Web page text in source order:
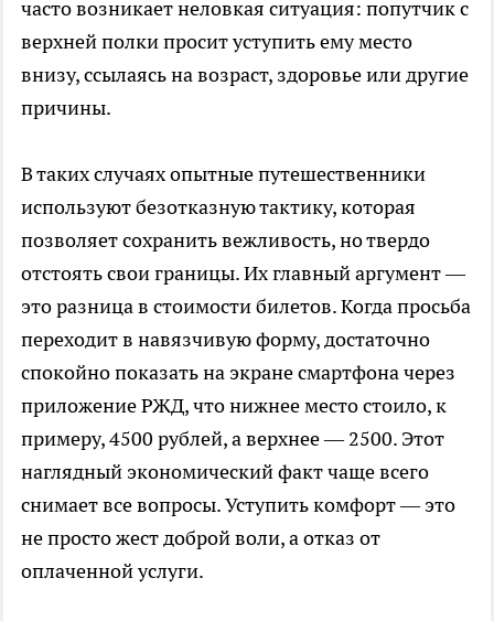
часто возникает неловкая ситуация: попутчик с
верхней полки просит уступить ему место
внизу, ссылаясь на возраст, здоровье или другие
причины.
В таких случаях опытные путешественники
используют безотказную тактику, которая
позволяет сохранить вежливость, но твердо
отстоять свои границы. Их главный аргумент —
это разница в стоимости билетов. Когда просьба
переходит в навязчивую форму, достаточно
спокойно показать на экране смартфона через
приложение РЖД, что нижнее место стоило, к
примеру, 4500 рублей, а верхнее — 2500. Этот
наглядный экономический факт чаще всего
снимает все вопросы. Уступить комфорт — это
не просто жест доброй воли, а отказ от
оплаченной услуги.